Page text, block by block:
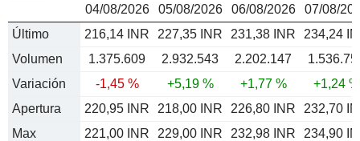
04/08/2026 05/08/2026 06/08/2026
07/08/
Último
216,14 INR 227,35 INR 231,38 INR
234,24
Volumen
1.375.609 2.932.543 2.202.147
Variación
-1,45 % +5,19 % +1,77 %
+1,24 %
Apertura
220,95 INR 218,00 INR 226,80 INR
232,70
Max
221,00 INR 229,00 INR 232,98 INR
234,90